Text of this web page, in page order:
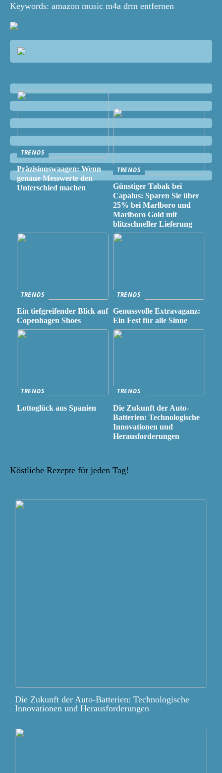
Keywords: amazon music m4a drm entfernen
TRENDS
Präzisionswaagen: Wenn
genaue Messwerte den
Unterschied machen
TRENDS
Günstiger Tabak bei
Capalus: Sparen Sie über
25% bei Marlboro und
Marlboro Gold mit
blitzschneller Lieferung
TRENDS
Ein tiefgreifender Blick auf
Copenhagen Shoes
TRENDS
Genussvolle Extravaganz:
Ein Fest für alle Sinne
TRENDS
Lottoglück aus Spanien
TRENDS
Die Zukunft der Auto-
Batterien: Technologische
Innovationen und
Herausforderungen
Köstliche Rezepte für jeden Tag!
Die Zukunft der Auto-Batterien: Technologische
Innovationen und Herausforderungen